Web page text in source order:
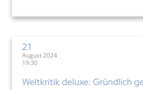
21
August 2024
19:30
Weltkritik deluxe: Gründlich